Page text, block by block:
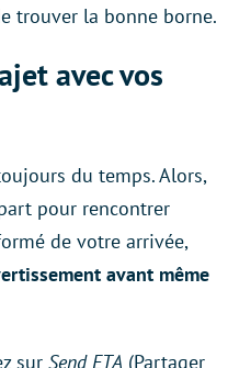
trouver la bonne borne.
avec vos
du temps. Alors,
pour rencontrer
de votre arrivée,
avant même
sur Send ETA (Partager